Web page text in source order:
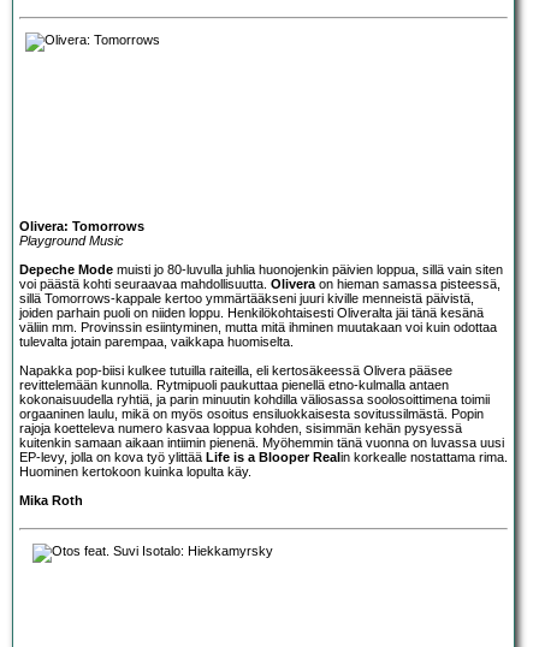
Olivera: Tomorrows
Playground Music
Depeche Mode muisti jo 80-luvulla juhlia huonojenkin päivien loppua, sillä vain siten
voi päästä kohti seuraavaa mahdollisuutta. Olivera on hieman samassa pisteessä,
sillä Tomorrows-kappale kertoo ymmärtääkseni juuri kiville menneistä päivistä,
joiden parhain puoli on niiden loppu. Henkilökohtaisesti Oliveralta jäi tänä kesänä
väliin mm. Provinssin esiintyminen, mutta mitä ihminen muutakaan voi kuin odottaa
tulevalta jotain parempaa, vaikkapa huomiselta.
Napakka pop-biisi kulkee tutuilla raiteilla, eli kertosäkeessä Olivera pääsee
revittelemään kunnolla. Rytmipuoli paukuttaa pienellä etno-kulmalla antaen
kokonaisuudella ryhtiä, ja parin minuutin kohdilla väliosassa soolosoittimena toimii
orgaaninen laulu, mikä on myös osoitus ensiluokkaisesta sovitussilmästä. Popin
rajoja koetteleva numero kasvaa loppua kohden, sisimmän kehän pysyessä
kuitenkin samaan aikaan intiimin pienenä. Myöhemmin tänä vuonna on luvassa uusi
EP-levy, jolla on kova työ ylittää Life is a Blooper Realin korkealle nostattama rima.
Huominen kertokoon kuinka lopulta käy.
Mika Roth